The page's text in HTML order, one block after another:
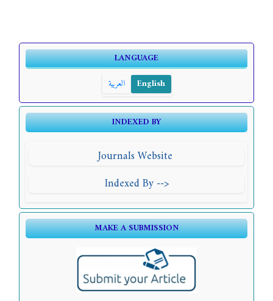
LANGUAGE
العربية
English
INDEXED BY
Journals Website
Indexed By -->
MAKE A SUBMISSION